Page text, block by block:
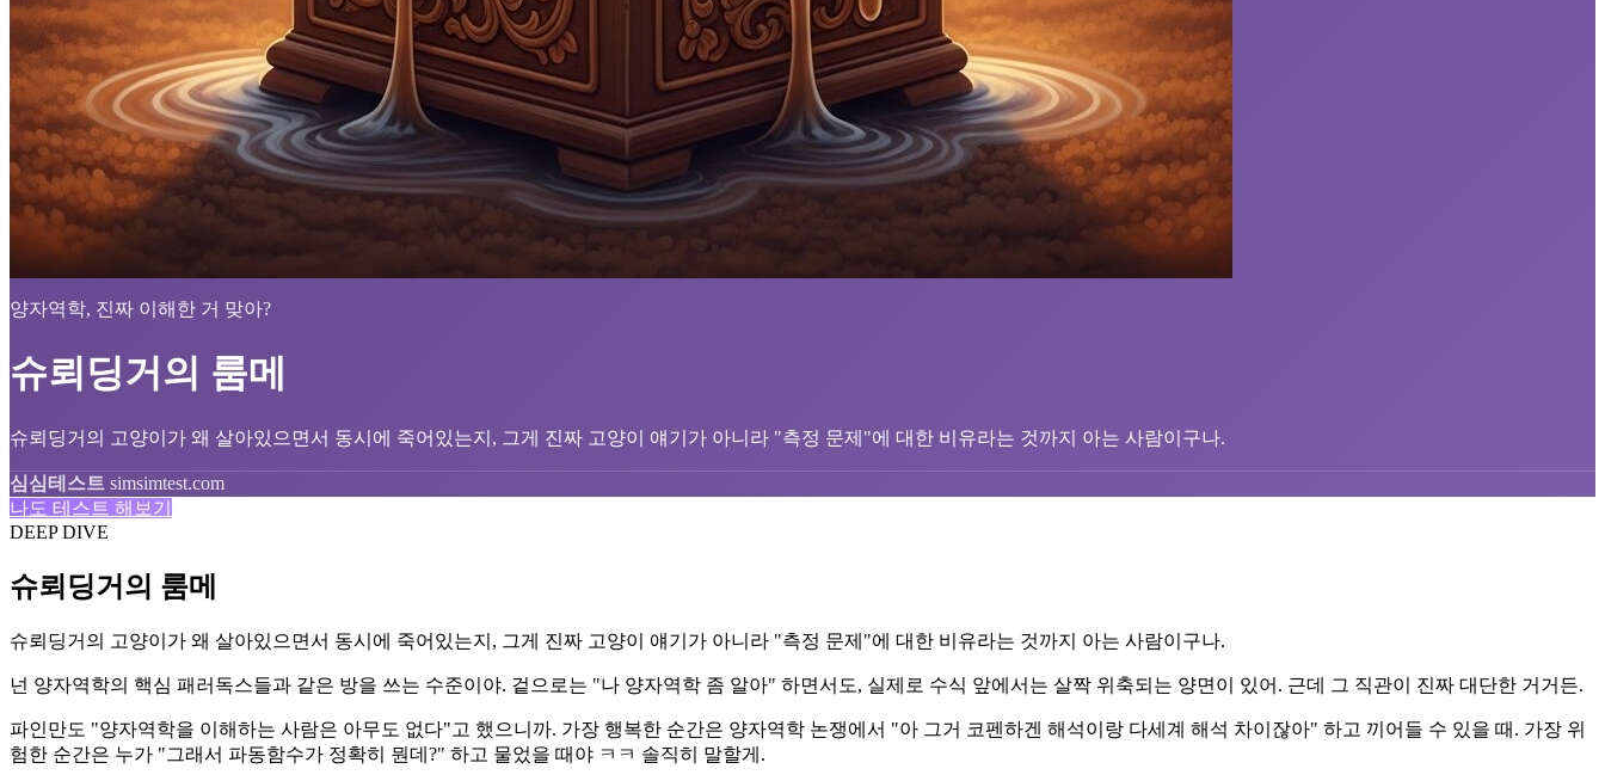
양자역학, 진짜 이해한 거 맞아?
슈뢰딩거의 룸메
슈뢰딩거의 고양이가 왜 살아있으면서 동시에 죽어있는지, 그게 진짜 고양이 얘기가 아니라 "측정 문제"에 대한 비유라는 것까지 아는 사람이구나.
심심테스트 simsimtest.com
나도 테스트 해보기
DEEP DIVE
슈뢰딩거의 룸메
슈뢰딩거의 고양이가 왜 살아있으면서 동시에 죽어있는지, 그게 진짜 고양이 얘기가 아니라 "측정 문제"에 대한 비유라는 것까지 아는 사람이구나.
넌 양자역학의 핵심 패러독스들과 같은 방을 쓰는 수준이야. 겉으로는 "나 양자역학 좀 알아" 하면서도, 실제로 수식 앞에서는 살짝 위축되는 양면이 있어. 근데 그 직관이 진짜 대단한 거거든.
파인만도 "양자역학을 이해하는 사람은 아무도 없다"고 했으니까. 가장 행복한 순간은 양자역학 논쟁에서 "아 그거 코펜하겐 해석이랑 다세계 해석 차이잖아" 하고 끼어들 수 있을 때. 가장 위
험한 순간은 누가 "그래서 파동함수가 정확히 뭔데?" 하고 물었을 때야 ㅋㅋ 솔직히 말할게.